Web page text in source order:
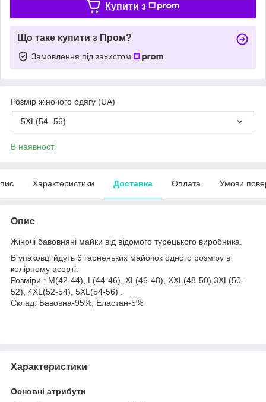
Купити з
Що таке купити з Пром?
Замовлення під захистом
Розмір жіночого одягу (UA)
5XL(54- 56)
В наявності
Характеристики Доставка Оплата Умови
Опис
Жіночі бавовняні майки від відомого турецького виробника.
В упаковці йдуть 6 гарненьких майочок одного розміру в
колірному асорті.
Розміри : M(42-44), L(44-46), XL(46-48), XXL(48-50),3XL(50-
52), 4XL(52-54), 5XL(54-56) .
Склад: Бавовна-95%, Еластан-5%
Характеристики
Основні атрибути